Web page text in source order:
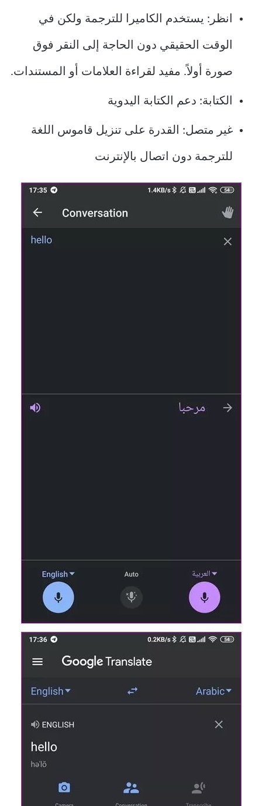
انظر: يستخدم الكاميرا للترجمة ولكن في
الوقت الحقيقي دون الحاجة إلى النقر فوق
صورة أولاً. مفيد لقراءة العلامات أو المستندات.
الكتابة: دعم الكتابة اليدوية
غير متصل: القدرة على تنزيل قاموس اللغة
للترجمة دون اتصال بالإنترنت